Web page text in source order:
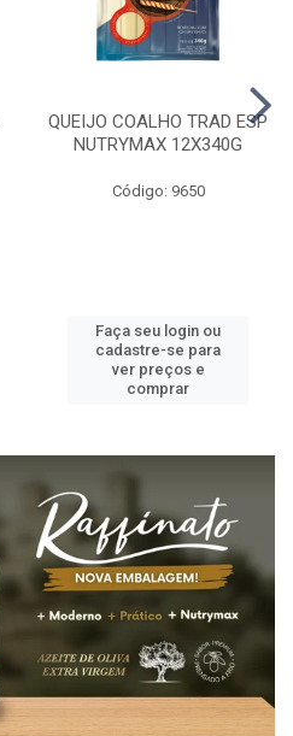
QUEIJO COALHO TRAD ESP
NUTRYMAX 12X340G
Código: 9650
Faça seu login ou
cadastre-se para
ver preços e
comprar